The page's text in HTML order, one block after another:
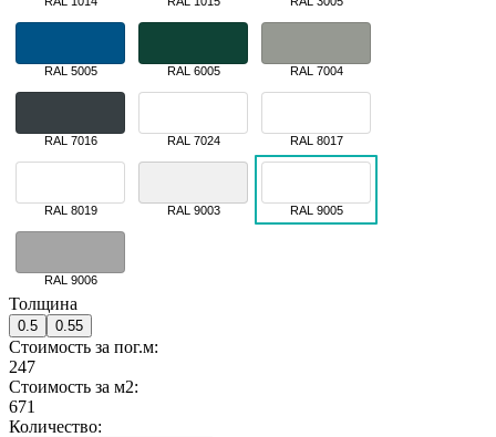
RAL 5005 RAL 6005 RAL 7004
RAL 7016 RAL 7024 RAL 8017
RAL 8019 RAL 9003 RAL 9005
RAL 9006
Толщина
0.5 0.55
Стоимость за пог.м:
247
Стоимость за м2:
671
Количество: